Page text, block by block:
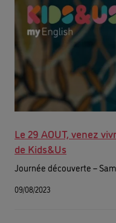
Le 29 AOUT, venez
de Kids&Us
Journée découverte –
09/08/2023